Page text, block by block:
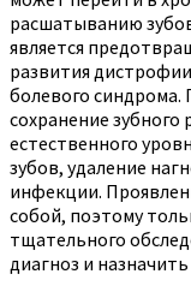
расшатыванию
является
развития
болевого синдрома.
сохранение зубного
естественного
зубов, удаление
инфекции.
собой, поэтому
тщательного
диагноз и